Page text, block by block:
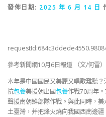
發佈日期: 2025 年 6 月 14 日
參考新聞網10月6日報道 （文/何雷）
本年是中國國民又美麗又唱歌難聽
抗包養美援朝出國包養作戰70周年
聲援南朝鮮部隊作戰。與此同時，
土臺灣，并把烽火燒向我國西南邊